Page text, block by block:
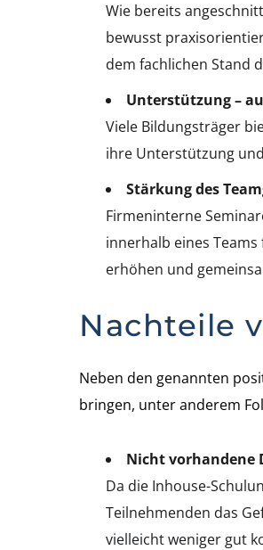
Wie bereits
bewusst
dem fachlichen Stand
Unterstützung –
Viele Bildungsträger
ihre Unterstützung
Stärkung des
Firmeninterne
innerhalb eines
erhöhen und
Nachteile
Neben den genannten
bringen, unter anderem
Nicht vorhandene
Da die Inhouse-
Teilnehmenden das
vielleicht weniger gut